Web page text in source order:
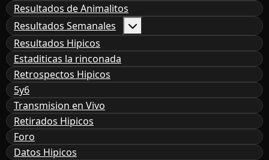
Resultados de Animalitos
Resultados Semanales
Resultados Hipicos
Estaditicas la rinconada
Retrospectos Hipicos
5y6
Transmision en Vivo
Retirados Hipicos
Foro
Datos Hipicos